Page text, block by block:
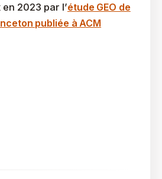
2023 par l’étude GEO de
publiée à ACM